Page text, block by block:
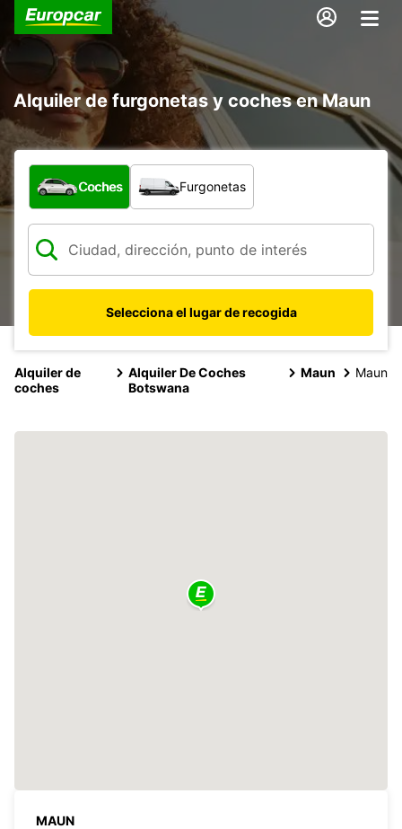
Alquiler de furgonetas y coches en Maun
¿Qué tipo de vehículo?
Coches Furgonetas
Selecciona el lugar de recogida
Alquiler de
coches
Alquiler De Coches
Botswana
Maun Maun
MAUN